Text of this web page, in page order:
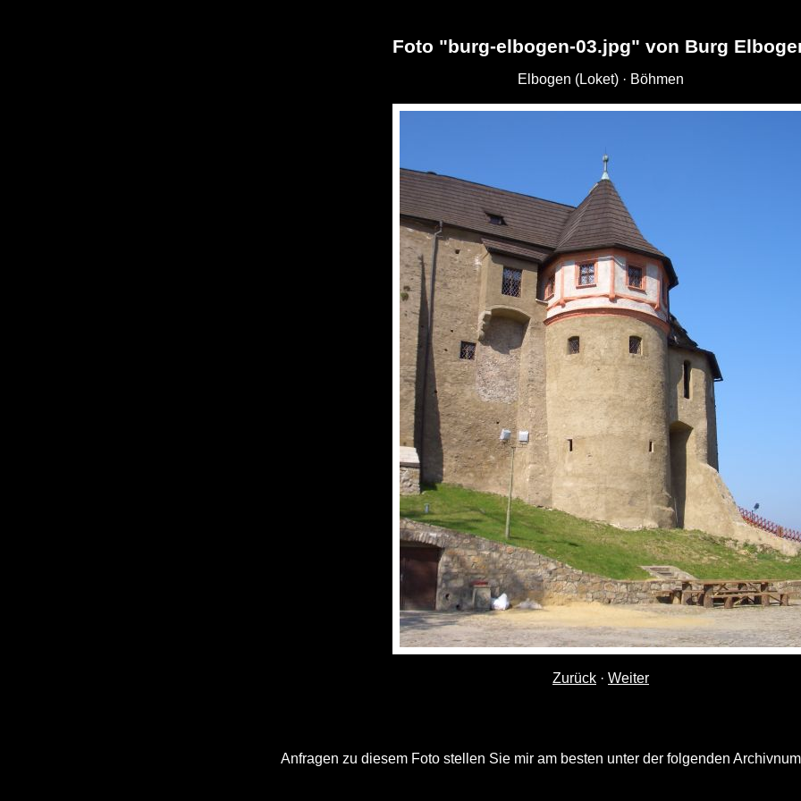
Foto "burg-elbogen-03.jpg" von Burg
Elbogen (Loket) · Böhmen
Zurück · Weiter
Anfragen zu diesem Foto stellen Sie mir am besten unter der folgenden